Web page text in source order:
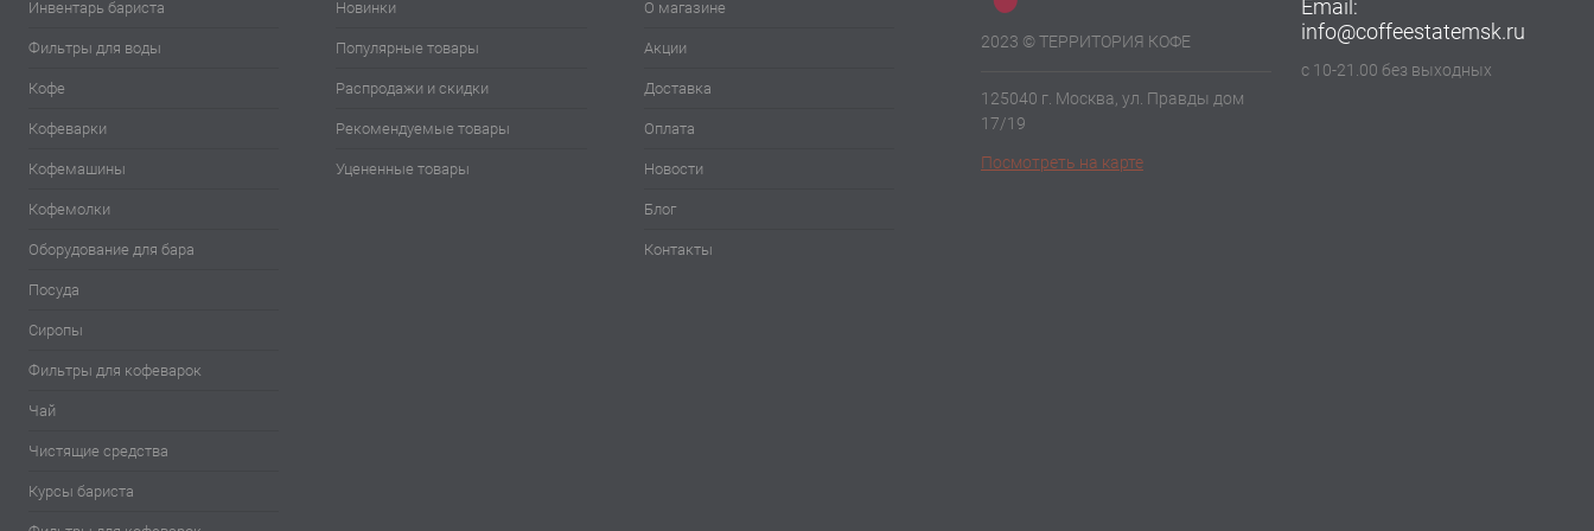
Инвентарь бариста
Фильтры для воды
Кофе
Кофеварки
Кофемашины
Кофемолки
Оборудование для бара
Посуда
Сиропы
Фильтры для кофеварок
Чай
Чистящие средства
Курсы бариста
Новинки
Популярные товары
Распродажи и скидки
Рекомендуемые товары
Уцененные товары
О магазине
Акции
Доставка
Оплата
Новости
Блог
Контакты
2023 © ТЕРРИТОРИЯ КОФЕ
125040 г. Москва, ул. Правды дом
17/19
Посмотреть на карте
Email:
info@coffeestatemsk.ru
с 10-21.00 без выходных